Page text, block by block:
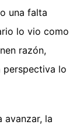
una falta
lo vio como
razón,
perspectiva lo
avanzar, la